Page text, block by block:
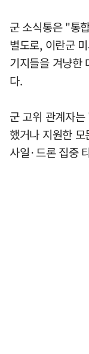
군 소식통은 "통
별도로, 이란군
기지들을 겨냥한
다.
군 고위 관계자
했거나 지원한
사일·드론 집중